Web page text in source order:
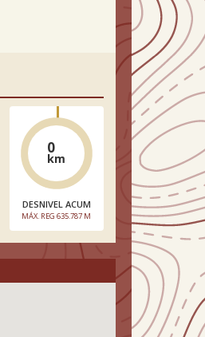
0
km
DESNIVEL ACUM
MÁX. REG 635.787 M